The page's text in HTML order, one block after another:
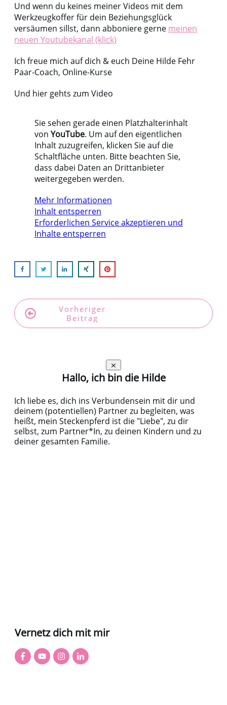
Und wenn du keines meiner Videos mit dem
Werkzeugkoffer für dein Beziehungsglück
versäumen sillst, dann abboniere gerne meinen
neuen Youtubekanal (klick)
Ich freue mich auf dich & euch Deine Hilde Fehr
Paar-Coach, Online-Kurse
Und hier gehts zum Video
Sie sehen gerade einen Platzhalterinhalt
von YouTube. Um auf den eigentlichen
Inhalt zuzugreifen, klicken Sie auf die
Schaltfläche unten. Bitte beachten Sie,
dass dabei Daten an Drittanbieter
weitergegeben werden.
Mehr Informationen
Inhalt entsperren
Erforderlichen Service akzeptieren und
Inhalte entsperren
Vorheriger
Beitrag
Hallo, ich bin die Hilde
Ich liebe es, dich ins Verbundensein mit dir und
deinem (potentiellen) Partner zu begleiten, was
heißt, mein Steckenpferd ist die "Liebe", zu dir
selbst, zum Partner*In, zu deinen Kindern und zu
deiner gesamten Familie.
Vernetz dich mit mir